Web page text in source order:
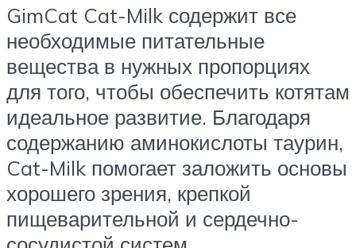
GimCat Cat-Milk содержит все
необходимые питательные
вещества в нужных пропорциях
для того, чтобы обеспечить котятам
идеальное развитие. Благодаря
содержанию аминокислоты таурин,
Cat-Milk помогает заложить основы
хорошего зрения, крепкой
пищеварительной и сердечно-